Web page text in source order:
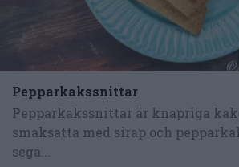
Pepparkakssnittar
Pepparkakssnittar är knapriga
smaksatta med sirap och
sega...